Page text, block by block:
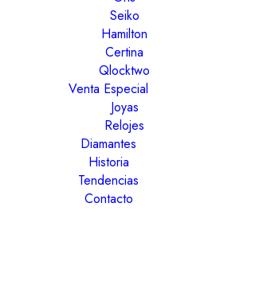
Seiko
Hamilton
Certina
Qlocktwo
Venta Especial
Joyas
Relojes
Diamantes
Historia
Tendencias
Contacto